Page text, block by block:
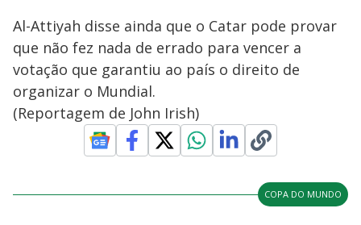
Al-Attiyah disse ainda que o Catar pode provar
que não fez nada de errado para vencer a
votação que garantiu ao país o direito de
organizar o Mundial.
(Reportagem de John Irish)
COPA DO MUNDO